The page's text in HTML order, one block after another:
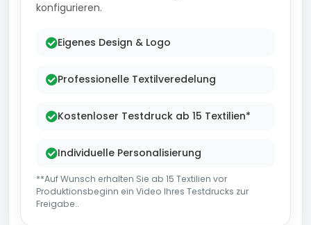
konfigurieren.
Eigenes Design & Logo
Professionelle Textilveredelung
Kostenloser Testdruck ab 15 Textilien*
Individuelle Personalisierung
**Auf Wunsch erhalten Sie ab 15 Textilien vor
Produktionsbeginn ein Video Ihres Testdrucks zur
Freigabe..